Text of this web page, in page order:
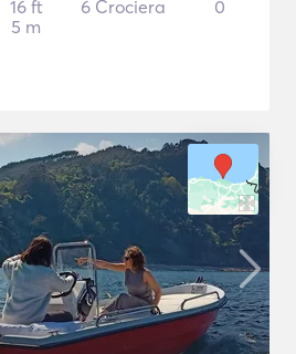
16 ft
5 m
6 Crociera 0